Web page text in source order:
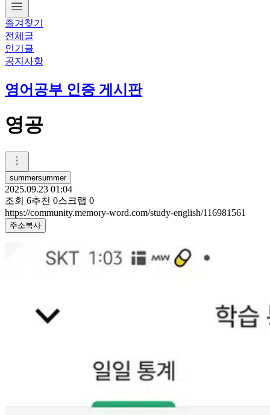
즐겨찾기
전체글
인기글
공지사항
영어공부 인증 게시판
영공
summersummer
2025.09.23 01:04
조회 6추천 0스크랩 0
https://community.memory-word.com/study-english/116981561
주소복사